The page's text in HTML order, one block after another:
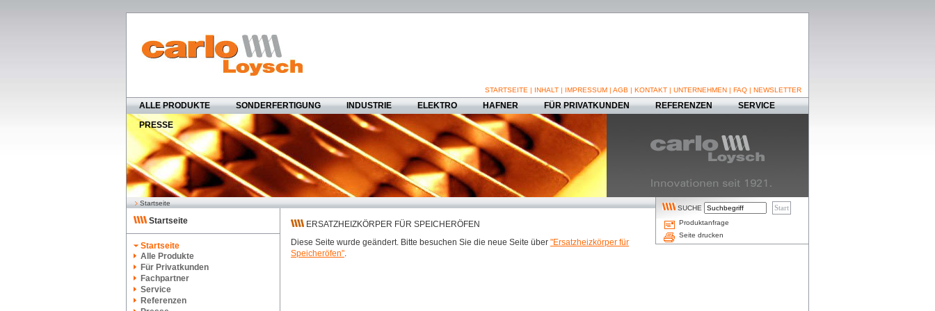
STARTSEITE | INHALT | IMPRESSUM | AGB | KONTAKT | UNTERNEHMEN | FAQ | NEWSLETTER
ALLE PRODUKTE SONDERFERTIGUNG INDUSTRIE ELEKTRO HAFNER FÜR PRIVATKUNDEN REFERENZEN
SERVICE
PRESSE
Startseite
Startseite
Startseite
Alle Produkte
Für Privatkunden
Fachpartner
Service
Referenzen
ERSATZHEIZKÖRPER FÜR SPEICHERÖFEN
Diese Seite wurde geändert. Bitte besuchen Sie die neue Seite über "Ersatzheizkörper für
Speicheröfen".
SUCHE
Produktanfrage
Seite drucken